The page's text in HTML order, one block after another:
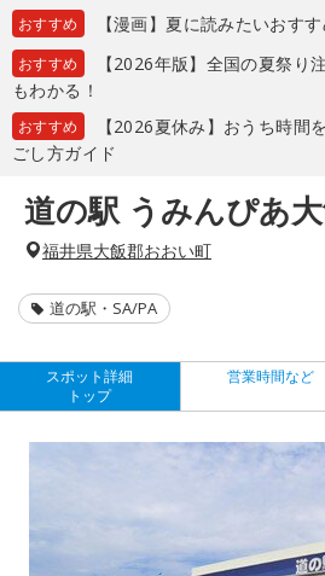
おすすめ 【漫画】夏に読みたいおす
おすすめ
【2026年版】全国の夏祭り
もわかる！
おすすめ
【2026夏休み】おうち時間
ごし方ガイド
道の駅 うみんぴあ
福井県大飯郡おおい町
道の駅・SA/PA
スポット詳細
トップ
営業時間など